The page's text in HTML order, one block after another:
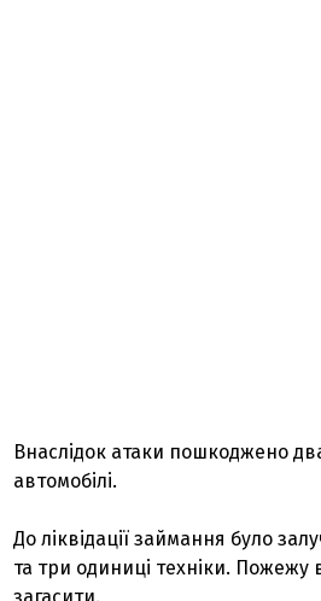
Внаслідок атаки пошкоджено
автомобілі.
До ліквідації займання було
та три одиниці техніки. Пожежу